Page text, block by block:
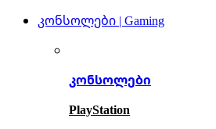
კონსოლები | Gaming
კონსოლები
PlayStation